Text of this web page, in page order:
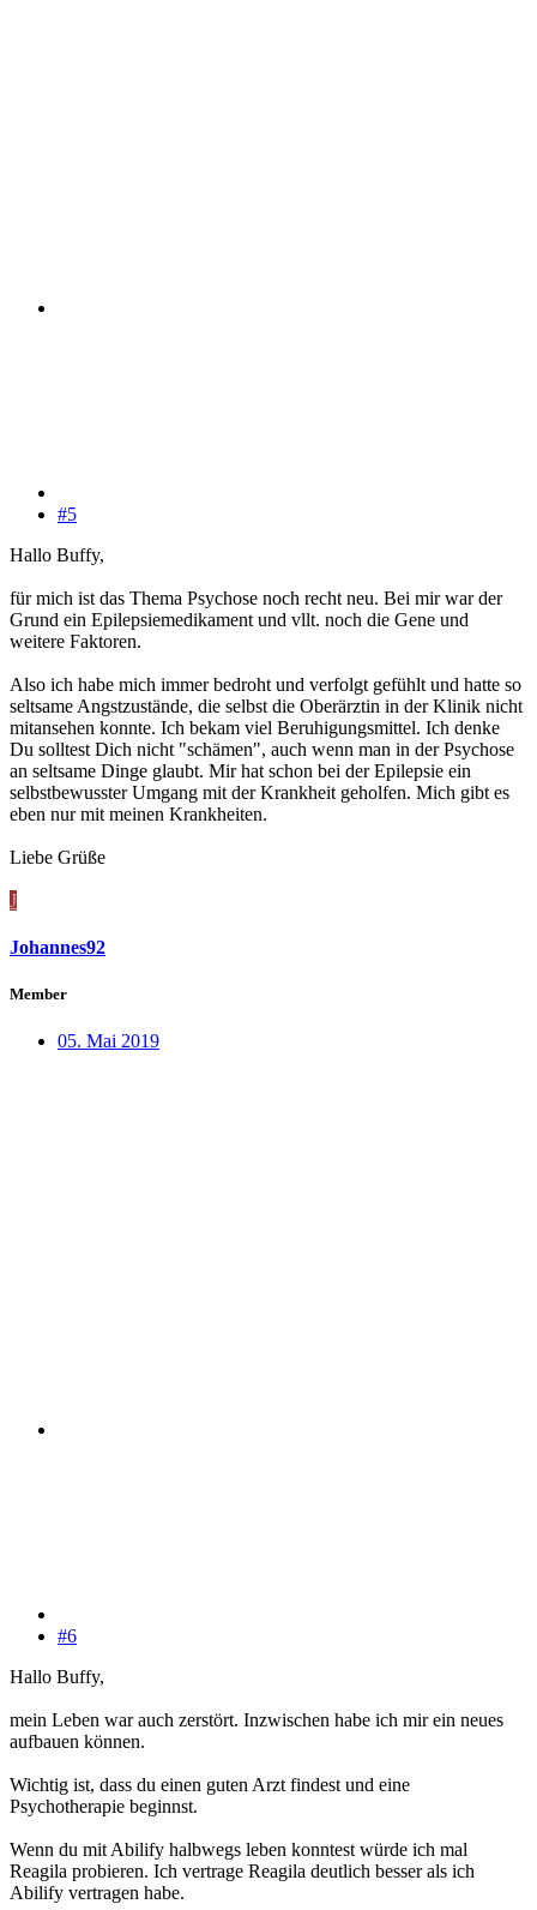
#5
Hallo Buffy,
für mich ist das Thema Psychose noch recht neu. Bei mir war der
Grund ein Epilepsiemedikament und vllt. noch die Gene und
weitere Faktoren.
Also ich habe mich immer bedroht und verfolgt gefühlt und hatte so
seltsame Angstzustände, die selbst die Oberärztin in der Klinik nicht
mitansehen konnte. Ich bekam viel Beruhigungsmittel. Ich denke
Du solltest Dich nicht "schämen", auch wenn man in der Psychose
an seltsame Dinge glaubt. Mir hat schon bei der Epilepsie ein
selbstbewusster Umgang mit der Krankheit geholfen. Mich gibt es
eben nur mit meinen Krankheiten.
Liebe Grüße
J
Johannes92
Member
05. Mai 2019
#6
Hallo Buffy,
mein Leben war auch zerstört. Inzwischen habe ich mir ein neues
aufbauen können.
Wichtig ist, dass du einen guten Arzt findest und eine
Psychotherapie beginnst.
Wenn du mit Abilify halbwegs leben konntest würde ich mal
Reagila probieren. Ich vertrage Reagila deutlich besser als ich
Abilify vertragen habe.